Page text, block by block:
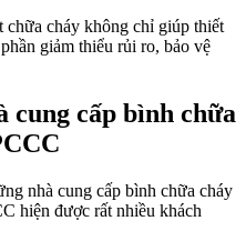
chữa cháy không chỉ giúp thiết
giảm thiểu rủi ro, bảo vệ
cung cấp bình chữa
nhà cung cấp bình chữa cháy
hiện được rất nhiều khách